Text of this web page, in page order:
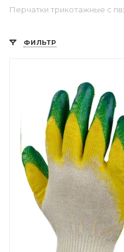
Перчатки трикотажные с
ФИЛЬТР